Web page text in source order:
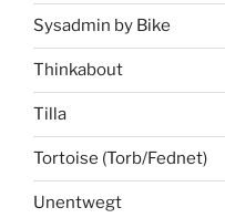
Sysadmin by Bike
Thinkabout
Tilla
Tortoise (Torb/Fednet)
Unentwegt